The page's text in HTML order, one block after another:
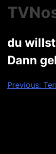
du
Dann
Previous: